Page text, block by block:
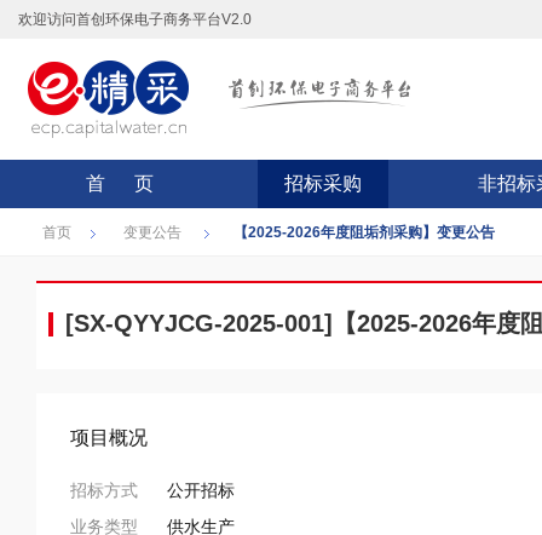
欢迎访问首创环保电子商务平台V2.0
首 页 招标采购 非招标
首页 变更公告 【2025-2026年度阻垢剂采购】变更公告
[SX-QYYJCG-2025-001]【2025-2026年度
项目概况
招标方式
公开招标
业务类型
供水生产